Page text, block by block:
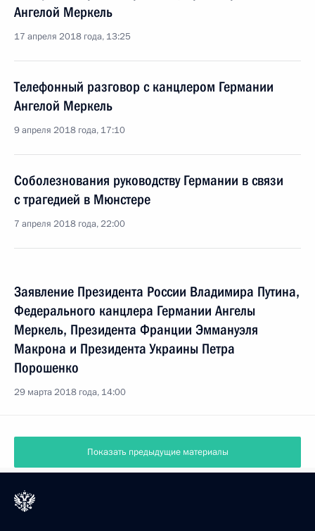
Ангелой Меркель
17 апреля 2018 года, 13:25
Телефонный разговор с канцлером Германии
Ангелой Меркель
9 апреля 2018 года, 17:10
Соболезнования руководству Германии в связи
с трагедией в Мюнстере
7 апреля 2018 года, 22:00
Заявление Президента России Владимира Путина,
Федерального канцлера Германии Ангелы
Меркель, Президента Франции Эммануэля
Макрона и Президента Украины Петра
Порошенко
29 марта 2018 года, 14:00
Показать предыдущие материалы